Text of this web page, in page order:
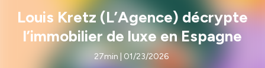
Louis Kretz (L’Agence) décrypte
l’immobilier de luxe en Espagne
27min | 01/23/2026